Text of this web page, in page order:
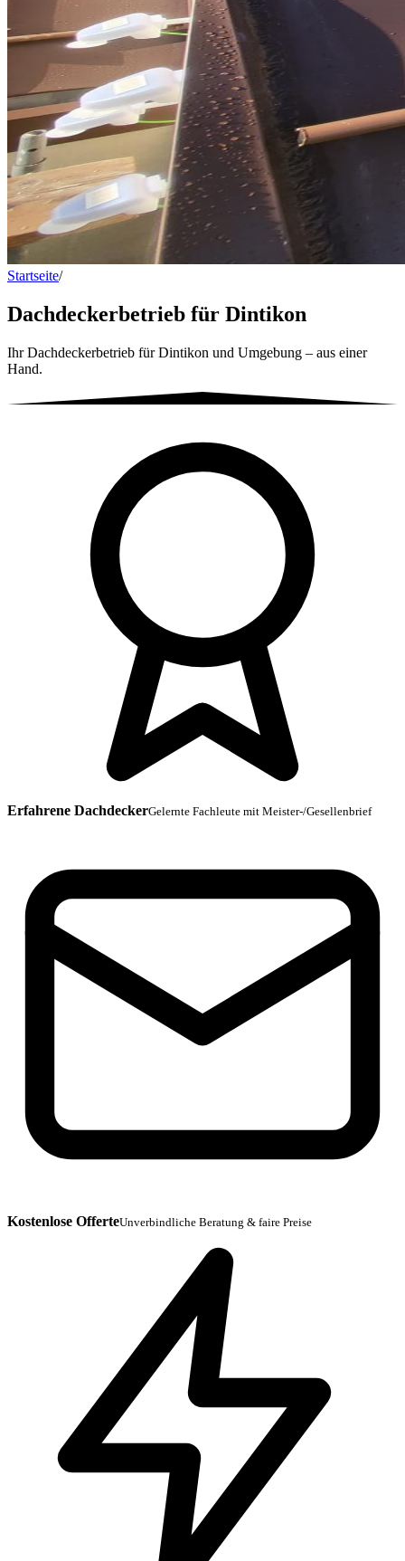
Startseite/Dachdeckerbetrieb für Dintikon
Dachdeckerbetrieb für Dintikon
Ihr Dachdeckerbetrieb für Dintikon und Umgebung – aus einer
Hand.
Erfahrene DachdeckerGelernte Fachleute mit Meister-/Gesellenbrief
Kostenlose OfferteUnverbindliche Beratung & faire Preise